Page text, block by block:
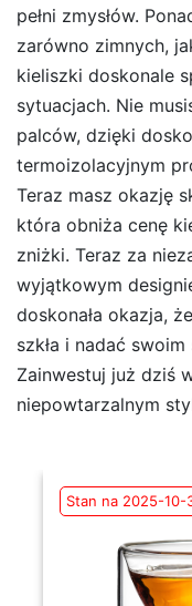
pełni zmysłów.
zarówno zimnych,
kieliszki doskonale
sytuacjach. Nie
palców, dzięki
termoizolacyjnym
Teraz masz okazję
która obniża cenę
zniżki. Teraz za
wyjątkowym
doskonała okazja,
szkła i nadać
Zainwestuj już dziś
niepowtarzalnym
Stan na 2025-10-